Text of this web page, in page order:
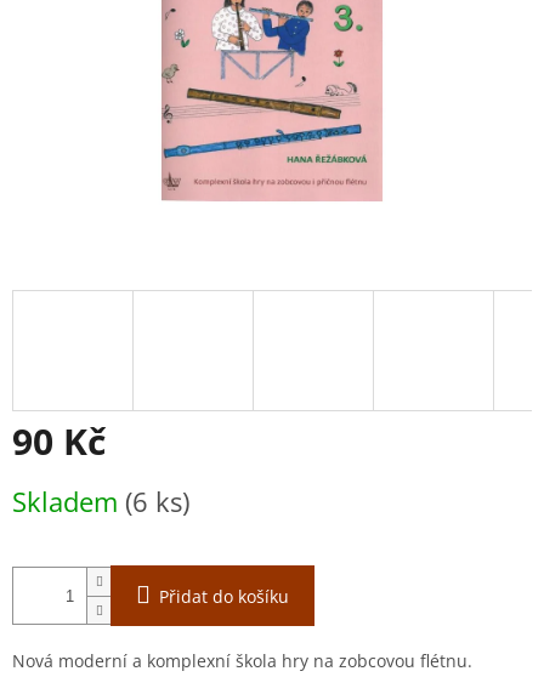
90 Kč
cena:
Skladem (6 ks)
Přidat do košíku
Nová moderní a komplexní škola hry na zobcovou flétnu.